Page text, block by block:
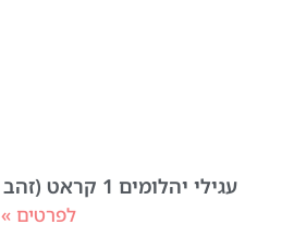
עגילי יהלומים 1 קראט (זהב לבן / אדום / צהוב)
לפרטים »